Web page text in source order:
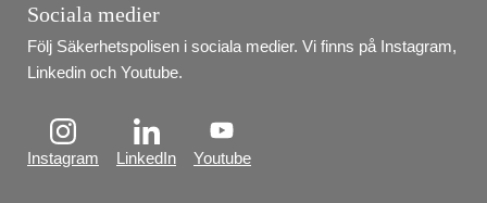
Sociala medier
Följ Säkerhetspolisen i sociala medier. Vi finns på Instagram,
Linkedin och Youtube.
Instagram LinkedIn Youtube